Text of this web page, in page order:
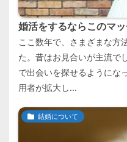
婚活をするならこのマ
ここ数年で、さまざまな方
た。昔はお見合いが主流で
で出会いを探せるようにな
用者が拡大し...
結婚について